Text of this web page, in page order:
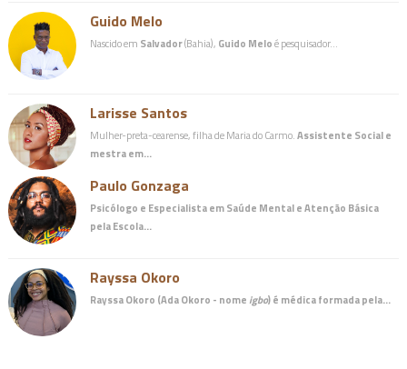
Guido Melo
Nascido em Salvador(Bahia), Guido Meloé pesquisador…
Larisse Santos
Mulher-preta-cearense, filha de Maria do Carmo.Assistente Social e
mestra em…
Paulo Gonzaga
Psicólogo e Especialista em Saúde Mental e Atenção Básica
pela Escola…
Rayssa Okoro
Rayssa Okoro (Ada Okoro - nome igbo) é médicaformada pela…